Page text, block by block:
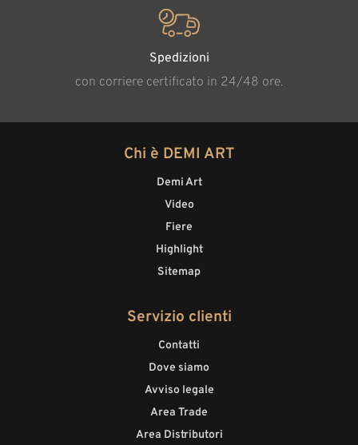
Spedizioni
con corriere certificato in 24/48 ore.
Chi è DEMI ART
Demi Art
Video
Fiere
Highlight
Sitemap
Servizio clienti
Contatti
Dove siamo
Avviso legale
Area Trade
Area Distributori